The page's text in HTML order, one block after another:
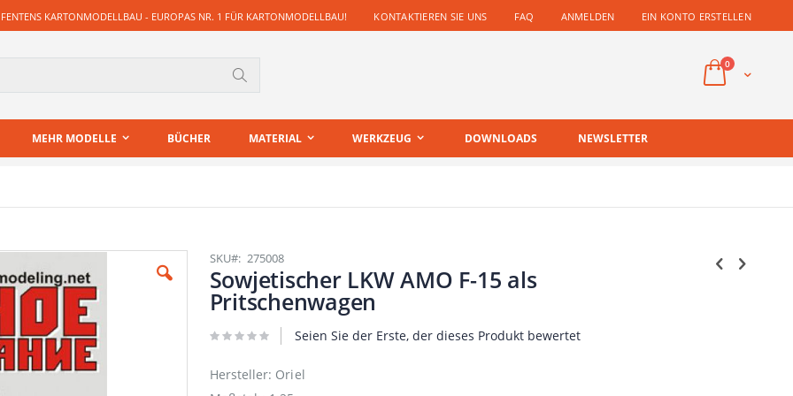
KARTONMODELLBAU - EUROPAS NR. 1 FÜR KARTONMODELLBAU! KONTAKTIEREN SIE UNS FAQ ANMELDEN EIN KONTO ERSTELLEN
Cart
0Artikel
MEHR MODELLE BÜCHER MATERIAL WERKZEUG DOWNLOADS NEWSLETTER
SKU 275008
Sowjetischer LKW AMO F-15 als
Pritschenwagen
Seien Sie der Erste, der dieses Produkt bewertet
Hersteller: Oriel